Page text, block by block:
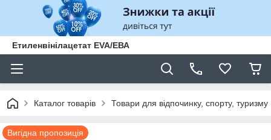
Етиленвінілацетат EVA/ЕВА
Каталог товарів Товари для відпочинку, спорту, туризму
Вигідна пропозиція